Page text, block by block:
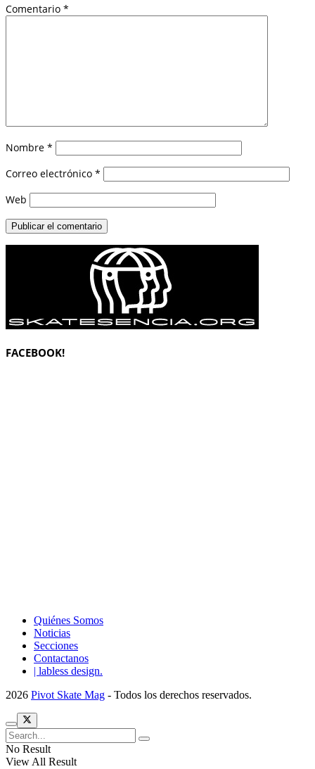
Comentario *
Nombre *
Correo electrónico *
Web
FACEBOOK!
Quiénes Somos
Noticias
Secciones
Contactanos
| labless design.
2026 Pivot Skate Mag - Todos los derechos reservados.
No Result
View All Result